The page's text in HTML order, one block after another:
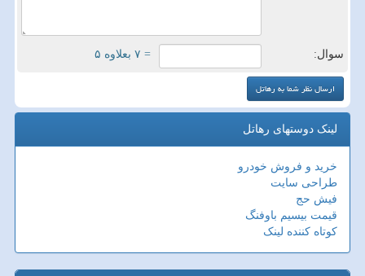
سوال: = ۷ بعلاوه ۵
لینک دوستهای رهاتل
خرید و فروش خودرو
طراحی سایت
فیش حج
قیمت بیسیم باوفنگ
کوتاه کننده لینک